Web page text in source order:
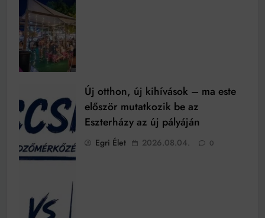
Új otthon, új kihívások – ma este
először mutatkozik be az
Eszterházy az új pályáján
Egri Élet 2026.08.04. 0